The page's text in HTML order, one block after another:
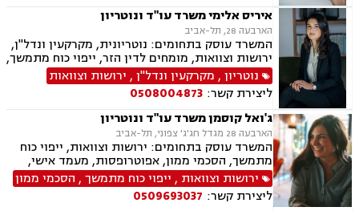
איריס אלימי משרד עו"ד ונוטריון
הארבעה 28, תל-אביב
המשרד עוסק בתחומים: נוטריונית, מקרקעין ונדל"ן,
ירושות וצוואות, מומחים לדין הזר, ייפוי כוח מתמשך,
מיסים, תמ"א 38, אזרחות זרה ודרכון זר.
נוטריון, מקרקעין ונדל"ן, ירושות וצוואות
ליצירת קשר: 0508004873
ג'ואל קוסמן משרד עו"ד ונוטריון
הארבעה 28 מגדל חג'ג' צפוני, תל-אביב
המשרד עוסק בתחומים: ירושות וצוואות, ייפוי כוח
מתמשך, הסכמי ממון, אפוטרופסות, מעמד אישי,
ידועים בציבור, אבהות, חלוקת רכוש, דיני עליה, דיני
מקרקעין, עסקאות מכר דירה מקבלן או יד שניה,
מיסוי מקרקעין, נוטריון עברית צרפתית אנגלית.
ירושות וצוואות , ייפוי כוח מתמשך, הסכמי ממון
ליצירת קשר: 0509693037